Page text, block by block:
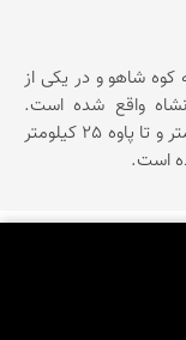
کوه شاهو و در یکی از
واقع شده است.
فاصله این غار از شهر کرمانشاه حدود 85 کیلومتر و تا پاوه 25 کیلومتر
است.